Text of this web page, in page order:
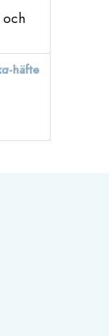
-häfte